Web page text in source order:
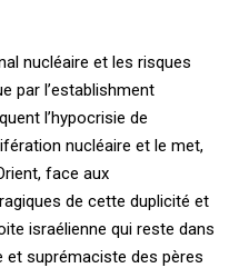
nucléaire et les risques
par l’establishment
l’hypocrisie de
nucléaire et le met,
face aux
de cette duplicité et
israélienne qui reste dans
et suprémaciste des pères